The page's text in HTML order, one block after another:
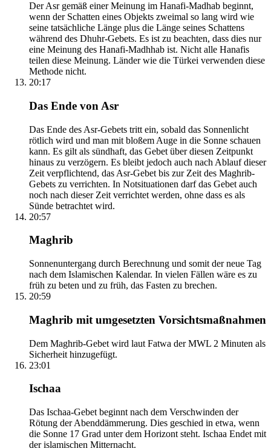
Der Asr gemäß einer Meinung im Hanafi-Madhab beginnt,
wenn der Schatten eines Objekts zweimal so lang wird wie
seine tatsächliche Länge plus die Länge seines Schattens
während des Dhuhr-Gebets. Es ist zu beachten, dass dies nur
eine Meinung des Hanafi-Madhhab ist. Nicht alle Hanafis
teilen diese Meinung. Länder wie die Türkei verwenden diese
Methode nicht.
20:17
Das Ende von Asr
Das Ende des Asr-Gebets tritt ein, sobald das Sonnenlicht
rötlich wird und man mit bloßem Auge in die Sonne schauen
kann. Es gilt als sündhaft, das Gebet über diesen Zeitpunkt
hinaus zu verzögern. Es bleibt jedoch auch nach Ablauf dieser
Zeit verpflichtend, das Asr-Gebet bis zur Zeit des Maghrib-
Gebets zu verrichten. In Notsituationen darf das Gebet auch
noch nach dieser Zeit verrichtet werden, ohne dass es als
Sünde betrachtet wird.
20:57
Maghrib
Sonnenuntergang durch Berechnung und somit der neue Tag
nach dem Islamischen Kalendar. In vielen Fällen wäre es zu
früh zu beten und zu früh, das Fasten zu brechen.
20:59
Maghrib mit umgesetzten Vorsichtsmaßnahmen
Dem Maghrib-Gebet wird laut Fatwa der MWL 2 Minuten als
Sicherheit hinzugefügt.
23:01
Ischaa
Das Ischaa-Gebet beginnt nach dem Verschwinden der
Rötung der Abenddämmerung. Dies geschied in etwa, wenn
die Sonne 17 Grad unter dem Horizont steht. Ischaa Endet mit
der islamischen Mitternacht.